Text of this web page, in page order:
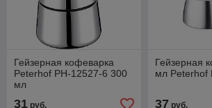
Гейзерная кофеварка
Peterhof PH-12527-6 300
мл
31 руб.
Гейзерная
мл Peterhof
37 руб.